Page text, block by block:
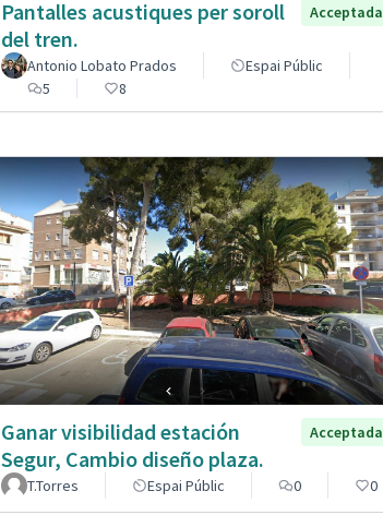
Pantalles acustiques per soroll
del tren.
Acceptada
Antonio Lobato Prados
Espai Públic
5
8
Ganar visibilidad estación
Segur, Cambio diseño plaza.
Acceptada
T.Torres Espai Públic 0 0